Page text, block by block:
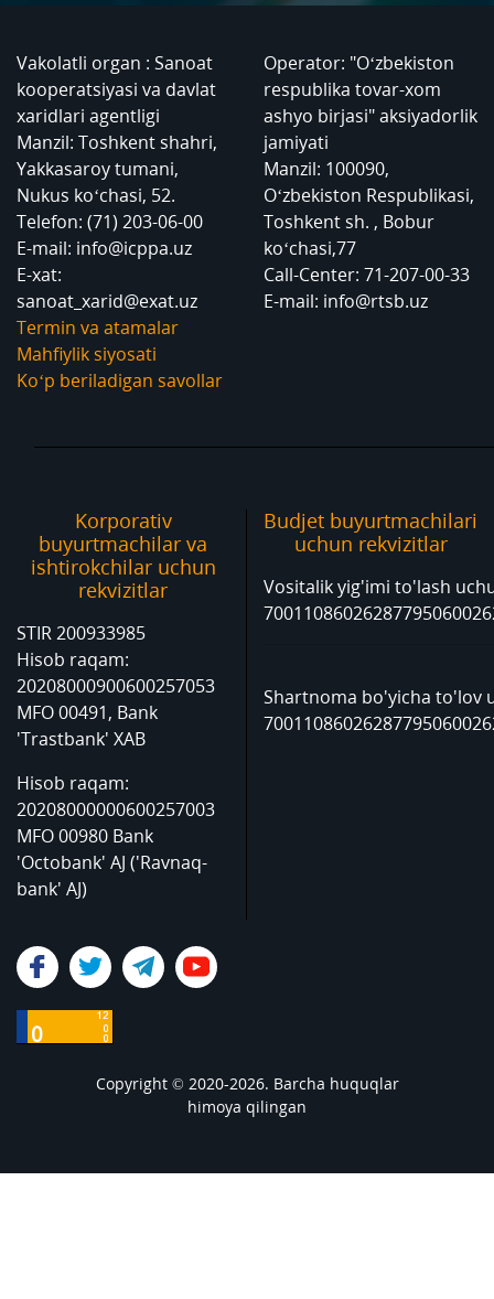
Vakolatli organ : Sanoat
kooperatsiyasi va davlat
xaridlari agentligi
Manzil: Toshkent shahri,
Yakkasaroy tumani,
Nukus ko‘chasi, 52.
Telefon: (71) 203-06-00
E-mail: info@icppa.uz
E-xat:
sanoat_xarid@exat.uz
Termin va atamalar
Mahfiylik siyosati
Ko‘p beriladigan savollar
Operator: "O‘zbekiston
respublika tovar-xom
ashyo birjasi" aksiyadorlik
jamiyati
Manzil: 100090,
O‘zbekiston Respublikasi,
Toshkent sh. , Bobur
ko‘chasi,77
Call-Center: 71-207-00-33
E-mail: info@rtsb.uz
Korporativ
buyurtmachilar va
ishtirokchilar uchun
rekvizitlar
STIR 200933985
Hisob raqam:
20208000900600257053
MFO 00491, Bank
'Trastbank' XAB
Hisob raqam:
20208000000600257003
MFO 00980 Bank
'Octobank' AJ ('Ravnaq-
bank' AJ)
Budjet buyurtmachilari
uchun rekvizitlar
Vositalik yig'imi to'lash
Shartnoma bo'yicha to'lov
Copyright © 2020-2026. Barcha huquqlar
himoya qilingan